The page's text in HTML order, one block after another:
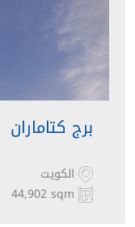
برج كتاماران
الكويت
44,902 sqm